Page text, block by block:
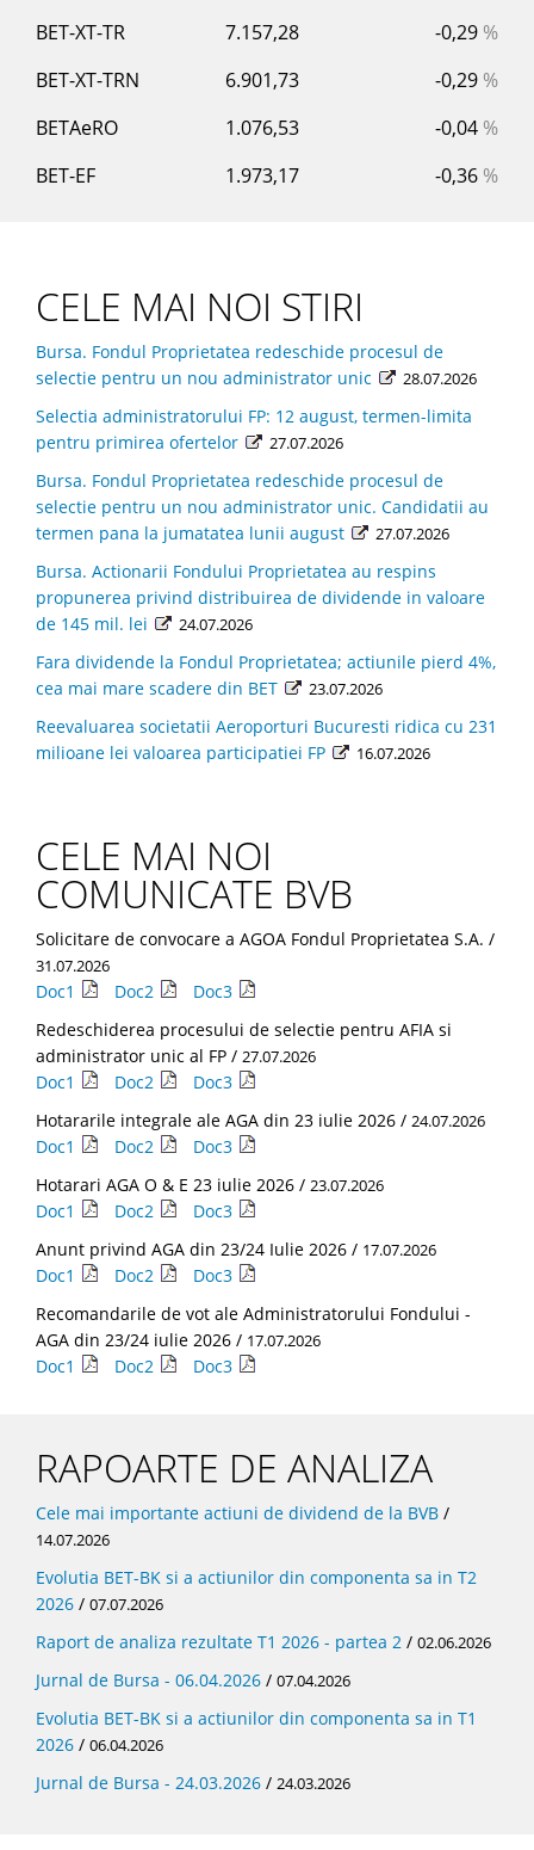
BET-XT-TR 7.157,28 -0,29 %
BET-XT-TRN
6.901,73 -0,29 %
BETAeRO
1.076,53 -0,04 %
BET-EF
1.973,17 -0,36 %
CELE MAI NOI STIRI
Bursa. Fondul Proprietatea redeschide procesul de
selectie pentru un nou administrator unic
28.07.2026
Selectia administratorului FP: 12 august, termen-limita
pentru primirea ofertelor
27.07.2026
Bursa. Fondul Proprietatea redeschide procesul de
selectie pentru un nou administrator unic. Candidatii au
termen pana la jumatatea lunii august
27.07.2026
Bursa. Actionarii Fondului Proprietatea au respins
propunerea privind distribuirea de dividende in valoare
de 145 mil. lei
24.07.2026
Fara dividende la Fondul Proprietatea; actiunile pierd 4%,
cea mai mare scadere din BET
23.07.2026
Reevaluarea societatii Aeroporturi Bucuresti ridica cu 231
milioane lei valoarea participatiei FP
16.07.2026
CELE MAI NOI
COMUNICATE BVB
Solicitare de convocare a AGOA Fondul Proprietatea S.A. /
31.07.2026
Doc1 Doc2
Doc3
Redeschiderea procesului de selectie pentru AFIA si
administrator unic al FP / 27.07.2026
Doc1 Doc2
Doc3
Hotararile integrale ale AGA din 23 iulie 2026 / 24.07.2026
Doc1 Doc2
Doc3
Hotarari AGA O & E 23 iulie 2026 / 23.07.2026
Doc1 Doc2
Doc3
Anunt privind AGA din 23/24 Iulie 2026 / 17.07.2026
Doc1 Doc2
Doc3
Recomandarile de vot ale Administratorului Fondului -
AGA din 23/24 iulie 2026 / 17.07.2026
Doc1 Doc2 Doc3
RAPOARTE DE ANALIZA
Cele mai importante actiuni de dividend de la BVB /
14.07.2026
Evolutia BET-BK si a actiunilor din componenta sa in T2
2026 / 07.07.2026
Raport de analiza rezultate T1 2026 - partea 2 / 02.06.2026
Jurnal de Bursa - 06.04.2026 / 07.04.2026
Evolutia BET-BK si a actiunilor din componenta sa in T1
2026 / 06.04.2026
Jurnal de Bursa - 24.03.2026 / 24.03.2026